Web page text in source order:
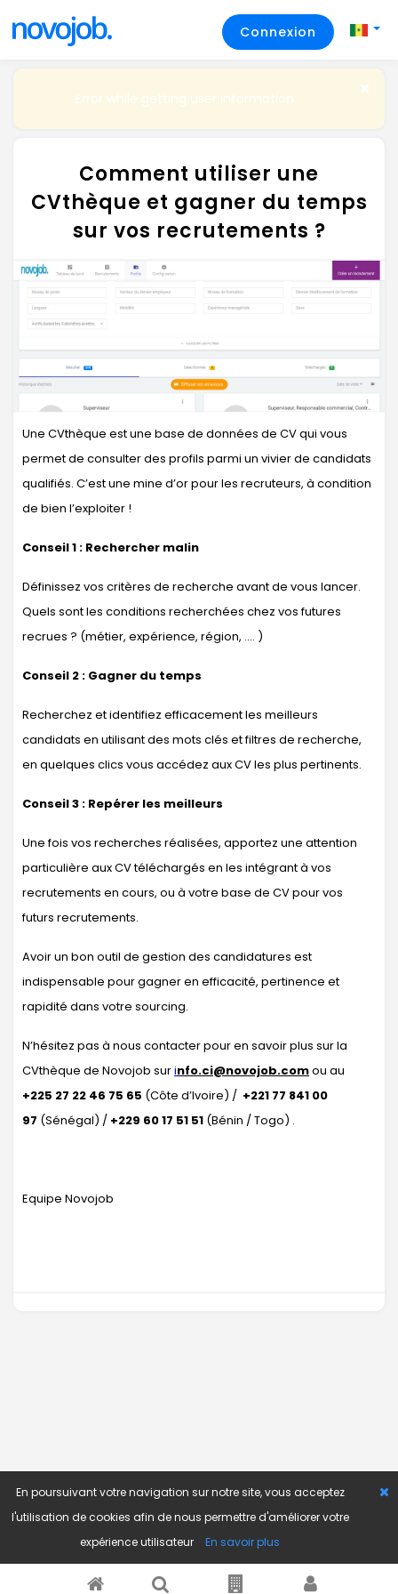
Connexion
Error while getting user information
Comment utiliser une
CVthèque et gagner du temps
sur vos recrutements ?
Une CVthèque est une base de données de CV qui vous
permet de consulter des profils parmi un vivier de candidats
qualifiés. C’est une mine d’or pour les recruteurs, à condition
de bien l’exploiter !
Conseil 1 : Rechercher malin
Définissez vos critères de recherche avant de vous lancer.
Quels sont les conditions recherchées chez vos futures
recrues ? (métier, expérience, région, …. )
Conseil 2 : Gagner du temps
Recherchez et identifiez efficacement les meilleurs
candidats en utilisant des mots clés et filtres de recherche,
en quelques clics vous accédez aux CV les plus pertinents.
Conseil 3 : Repérer les meilleurs
Une fois vos recherches réalisées, apportez une attention
particulière aux CV téléchargés en les intégrant à vos
recrutements en cours, ou à votre base de CV pour vos
futurs recrutements.
Avoir un bon outil de gestion des candidatures est
indispensable pour gagner en efficacité, pertinence et
rapidité dans votre sourcing.
N’hésitez pas à nous contacter pour en savoir plus sur la
CVthèque de Novojob surinfo.ci@novojob.comou au
+225 27 22 46 75 65 (Côte d’Ivoire) / +221 77 841 00
97 (Sénégal) / +229 60 17 51 51 (Bénin / Togo) .
Equipe Novojob
En poursuivant votre navigation sur notre site, vous acceptez
l'utilisation de cookies afin de nous permettre d'améliorer votre
expérience utilisateur
En savoir plus